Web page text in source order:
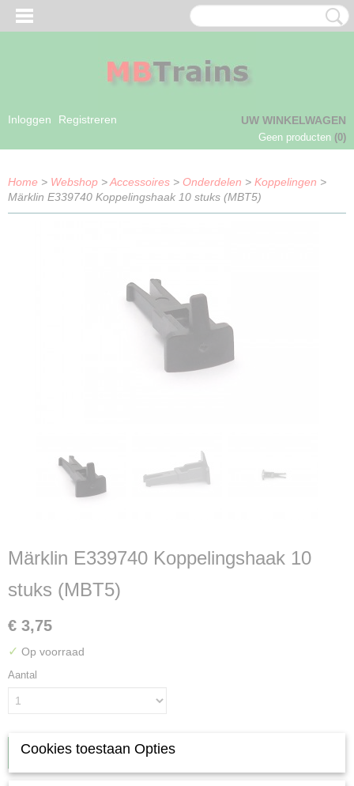
Inloggen Registreren UW WINKELWAGEN
Geen producten (0)
Home > Webshop >Accessoires > Onderdelen > Koppelingen >
Märklin E339740 Koppelingshaak 10 stuks (MBT5)
Märklin E339740 Koppelingshaak 10
stuks (MBT5)
€ 3,75
✓ Op voorraad
Aantal
IN WINKELWAGEN
Cookies toestaan Opties